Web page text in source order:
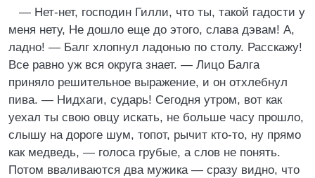
— Нет-нет, господин Гилли, что ты, такой гадости у
меня нету, Не дошло еще до этого, слава дэвам! А,
ладно! — Балг хлопнул ладонью по столу. Расскажу!
Все равно уж вся округа знает. — Лицо Балга
приняло решительное выражение, и он отхлебнул
пива. — Нидхаги, сударь! Сегодня утром, вот как
уехал ты свою овцу искать, не больше часу прошло,
слышу на дороге шум, топот, рычит кто-то, ну прямо
как медведь, — голоса грубые, а слов не понять.
Потом вваливаются два мужика — сразу видно, что